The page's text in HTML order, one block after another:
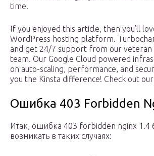
time.
If you enjoyed this article, then you’ll
WordPress hosting platform.
and get 24/7 support from our veteran
team. Our Google Cloud powered
on auto-scaling, performance, and
you the Kinsta difference! Check out
Ошибка 403 Forbidden
Итак, ошибка 403 forbidden nginx 1.4
возникать в таких случаях: